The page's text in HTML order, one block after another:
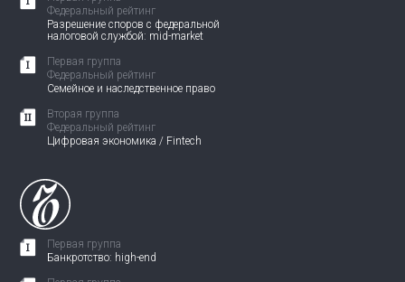
Федеральный рейтинг
Разрешение споров с федеральной
налоговой службой: mid-market
Первая группа
Федеральный рейтинг
Семейное и наследственное право
Вторая группа
Федеральный рейтинг
Цифровая экономика / Fintech
Первая группа
Банкротство: high-end